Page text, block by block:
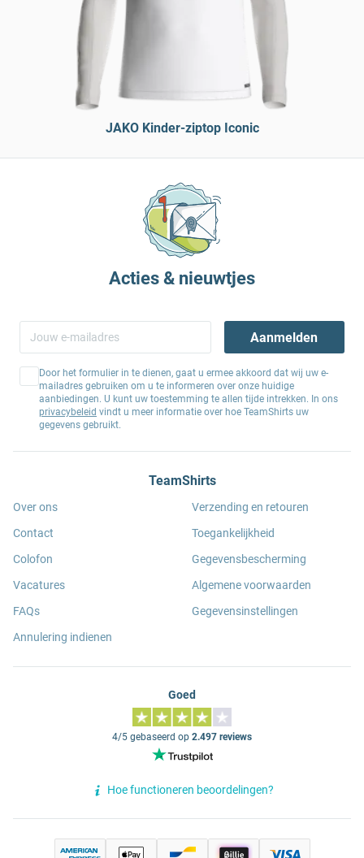
JAKO Kinder-ziptop Iconic
Acties & nieuwtjes
Aanmelden
Door het formulier in te dienen, gaat u ermee akkoord dat wij uw e-
mailadres gebruiken om u te informeren over onze huidige
aanbiedingen. U kunt uw toestemming te allen tijde intrekken. In ons
privacybeleid vindt u meer informatie over hoe TeamShirts uw
gegevens gebruikt.
TeamShirts
Over ons
Contact
Colofon
Vacatures
FAQs
Annulering indienen
Verzending en retouren
Toegankelijkheid
Gegevensbescherming
Algemene voorwaarden
Gegevensinstellingen
Goed
4/5 gebaseerd op 2.497 reviews
Hoe functioneren beoordelingen?